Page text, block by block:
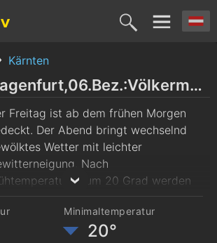
Kärnten
Morgen
8. Aug.
Sonntag
9. Aug.
Montag
10. Aug. 11. Aug.
Wetter in Klagenfurt,06.Bez.:Völkermarkt.Vorst.
Freitag ist ab dem frühen Morgen
Der Abend bringt wechselnd
Wetter mit leichter
Nach
um 20 Grad werden
Minimaltemperatur
20°